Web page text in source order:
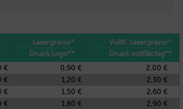
Lasergravur*
Druck Logo**
Vollfl. Lasergravur*
Druck vollflächig**
€ 0,90 €
2,00 €
€ 1,20 €
2,30 €
€ 1,50 €
2,60 €
€ 1,80 €
2,90 €